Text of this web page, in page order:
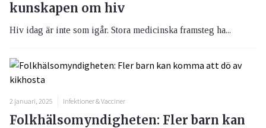
kunskapen om hiv
Hiv idag är inte som igår. Stora medicinska framsteg ha...
2 januari, 2025 Infektioner & Vacciner
Folkhälsomyndigheten: Fler barn kan